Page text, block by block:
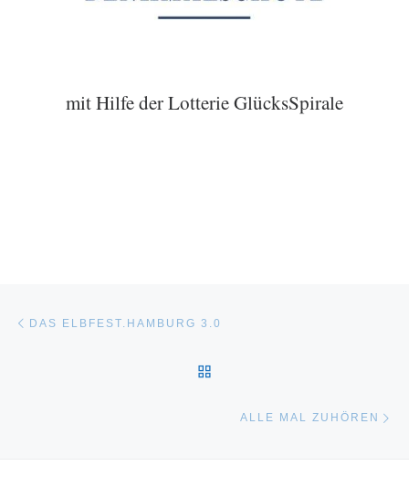
mit Hilfe der Lotterie GlücksSpirale
DAS ELBFEST.HAMBURG 3.0
ALLE MAL ZUHÖREN